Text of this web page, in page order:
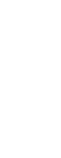
Cover Up: Un